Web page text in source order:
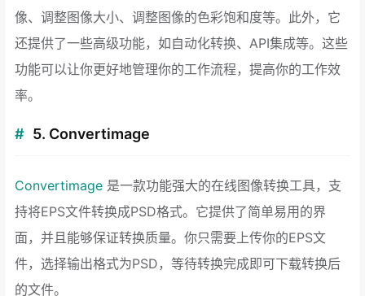
像、调整图像大小、调整图像的色彩饱和度等。此外，它
还提供了一些高级功能，如自动化转换、API集成等。这些
功能可以让你更好地管理你的工作流程，提高你的工作效
率。
5. Convertimage
Convertimage 是一款功能强大的在线图像转换工具，支
持将EPS文件转换成PSD格式。它提供了简单易用的界
面，并且能够保证转换质量。你只需要上传你的EPS文
件，选择输出格式为PSD，等待转换完成即可下载转换后
的文件。